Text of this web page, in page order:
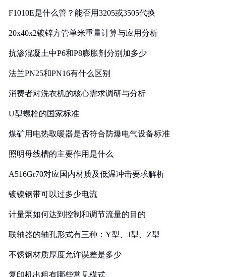
F1010E是什么管？能否用3205或3505代换
20x40x2镀锌方管单米重量计算与应用分析
抗渗混凝土中P6和P8膨胀剂分别加多少
法兰PN25和PN16有什么区别
消费者对洗衣机的核心需求调研与分析
U型螺栓的国家标准
煤矿用电热取暖器是否符合防爆电气设备标准
照明母线槽的主要作用是什么
A516Gr70对应国内材质及低温冲击要求解析
镀镍钢带可以过多少电流
计量泵如何达到控制和调节流量的目的
联轴器的轴孔形式有三种：Y型、J型、Z型
不锈钢材质厚度允许误差是多少
复印机出租有哪些常见模式